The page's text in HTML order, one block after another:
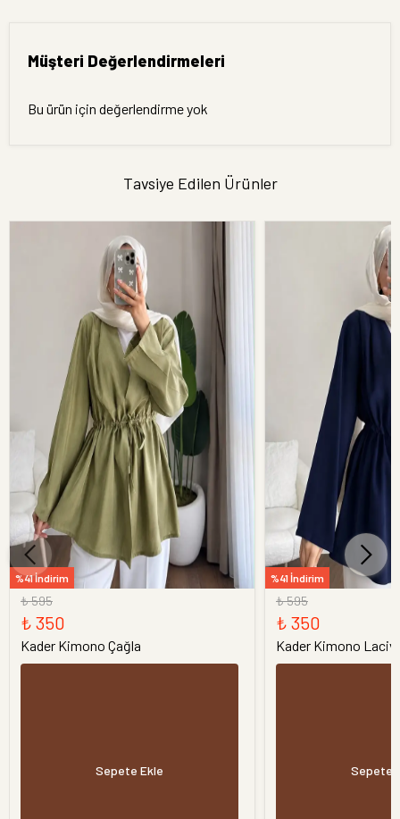
Müşteri Değerlendirmeleri
Bu ürün için değerlendirme yok
Tavsiye Edilen Ürünler
%41 İndirim
₺ 595
₺ 350
Kader Kimono Çağla
Sepete Ekle
%41 İndirim
₺ 595
₺ 350
Kader Kimono
Sepete